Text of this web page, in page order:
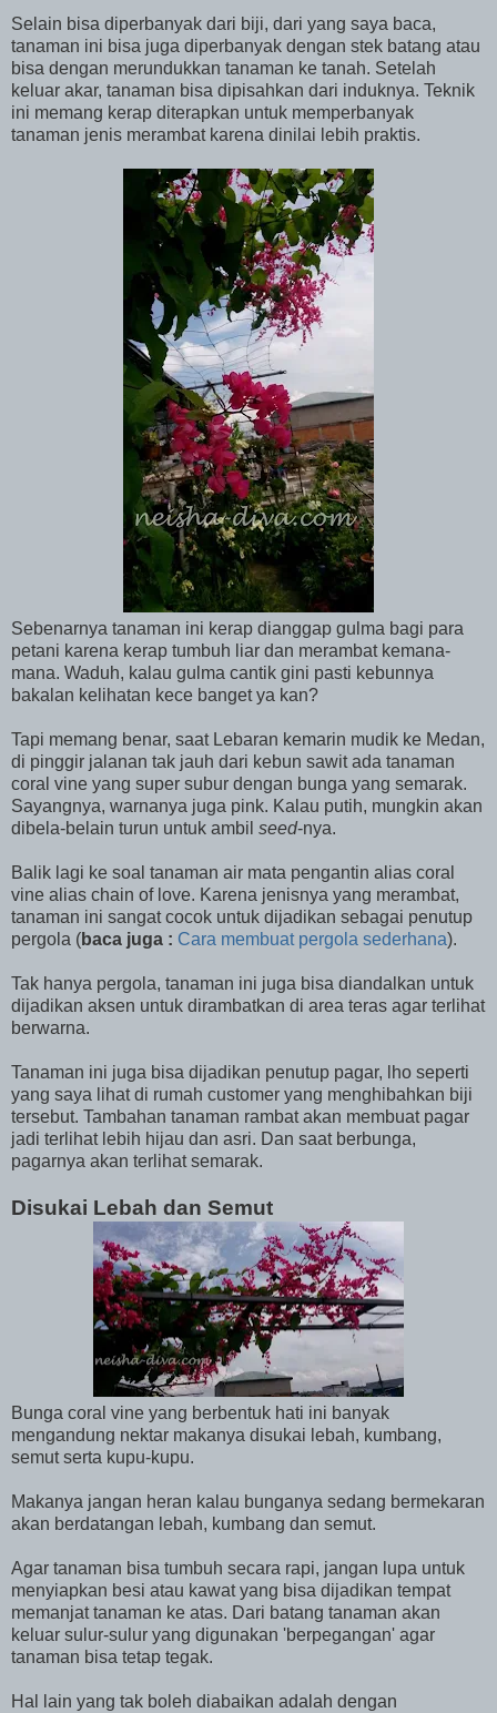
Selain bisa diperbanyak dari biji, dari yang saya baca,
tanaman ini bisa juga diperbanyak dengan stek batang atau
bisa dengan merundukkan tanaman ke tanah. Setelah
keluar akar, tanaman bisa dipisahkan dari induknya. Teknik
ini memang kerap diterapkan untuk memperbanyak
tanaman jenis merambat karena dinilai lebih praktis.
Sebenarnya tanaman ini kerap dianggap gulma bagi para
petani karena kerap tumbuh liar dan merambat kemana-
mana. Waduh, kalau gulma cantik gini pasti kebunnya
bakalan kelihatan kece banget ya kan?
Tapi memang benar, saat Lebaran kemarin mudik ke Medan,
di pinggir jalanan tak jauh dari kebun sawit ada tanaman
coral vine yang super subur dengan bunga yang semarak.
Sayangnya, warnanya juga pink. Kalau putih, mungkin akan
dibela-belain turun untuk ambil seed-nya.
Balik lagi ke soal tanaman air mata pengantin alias coral
vine alias chain of love. Karena jenisnya yang merambat,
tanaman ini sangat cocok untuk dijadikan sebagai penutup
pergola (baca juga : Cara membuat pergola sederhana).
Tak hanya pergola, tanaman ini juga bisa diandalkan untuk
dijadikan aksen untuk dirambatkan di area teras agar terlihat
berwarna.
Tanaman ini juga bisa dijadikan penutup pagar, lho seperti
yang saya lihat di rumah customer yang menghibahkan biji
tersebut. Tambahan tanaman rambat akan membuat pagar
jadi terlihat lebih hijau dan asri. Dan saat berbunga,
pagarnya akan terlihat semarak.
Disukai Lebah dan Semut
Bunga coral vine yang berbentuk hati ini banyak
mengandung nektar makanya disukai lebah, kumbang,
semut serta kupu-kupu.
Makanya jangan heran kalau bunganya sedang bermekaran
akan berdatangan lebah, kumbang dan semut.
Agar tanaman bisa tumbuh secara rapi, jangan lupa untuk
menyiapkan besi atau kawat yang bisa dijadikan tempat
memanjat tanaman ke atas. Dari batang tanaman akan
keluar sulur-sulur yang digunakan 'berpegangan' agar
tanaman bisa tetap tegak.
Hal lain yang tak boleh diabaikan adalah dengan